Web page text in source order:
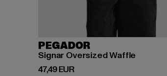
PEGADOR
Signar Oversized Waffle
47,49 EUR
Derzeitiger Preis: 47,49 EUR